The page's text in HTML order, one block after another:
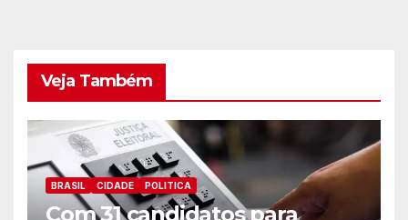
Veja Também
BRASIL CIDADE POLITICA
Com 31 candidatos para